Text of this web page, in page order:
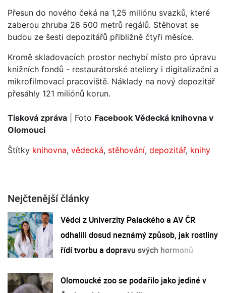
Přesun do nového čeká na 1,25 miliónu svazků, které
zaberou zhruba 26 500 metrů regálů. Stěhovat se
budou ze šesti depozitářů přibližně čtyři měsíce.
Kromě skladovacích prostor nechybí místo pro úpravu
knižních fondů - restaurátorské ateliery i digitalizační a
mikrofilmovací pracoviště. Náklady na nový depozitář
přesáhly 121 miliónů korun.
Tisková zpráva | Foto Facebook Vědecká knihovna v
Olomouci
Štítky knihovna, vědecká, stěhování, depozitář, knihy
Nejčtenější články
Vědci z Univerzity Palackého a AV ČR
odhalili dosud neznámý způsob, jak rostliny
řídí tvorbu a dopravu svých hormonů
Olomoucké zoo se podařilo jako jediné v